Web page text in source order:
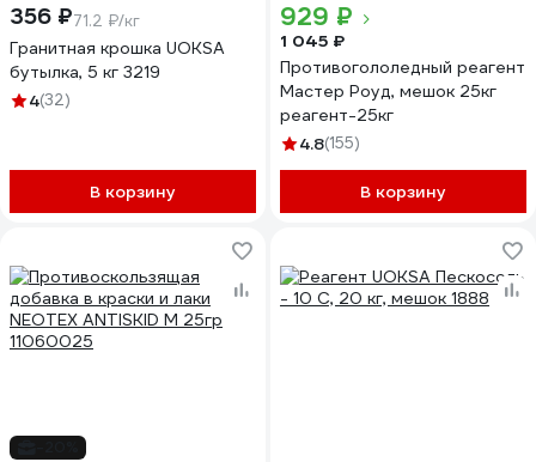
356 ₽71.2 ₽/кг
Гранитная крошка UOKSA
бутылка, 5 кг 3219
4(32)
В корзину
929 ₽
1 045 ₽
Противогололедный реагент
Мастер Роуд, мешок 25кг
реагент-25кг
4.8(155)
В корзину